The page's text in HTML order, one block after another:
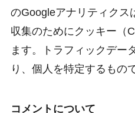
のGoogleアナリティクス
収集のためにクッキー（
ます。トラフィックデー
り、個人を特定するもの
コメントについて